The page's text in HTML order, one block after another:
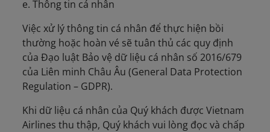
e. Thông tin cá nhân
Việc xử lý thông tin cá nhân để thực hiện bồi
thường hoặc hoàn vé sẽ tuân thủ các quy định
của Đạo luật Bảo vệ dữ liệu cá nhân số 2016/679
của Liên minh Châu Âu (General Data Protection
Regulation – GDPR).
Khi dữ liệu cá nhân của Quý khách được Vietnam
Airlines thu thập, Quý khách vui lòng đọc và chấp